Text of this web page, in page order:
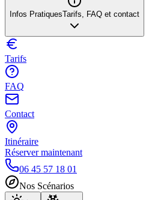
Infos PratiquesTarifs, FAQ et contact
Tarifs
FAQ
Contact
Itinéraire
Réserver maintenant
06 45 57 18 01
Nos Scénarios